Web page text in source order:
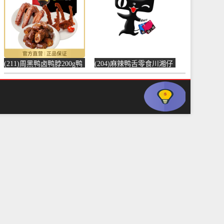
(211)周黑鸭卤鸭脖200g鸭
锁骨240g鸭翅250g卤味-周
(204)麻辣鸭舌零食川湘仔
卤味冷吃酱香辣成都重庆
网红四川自-鸭舌(辽远食
品专营店仅售57.2元)